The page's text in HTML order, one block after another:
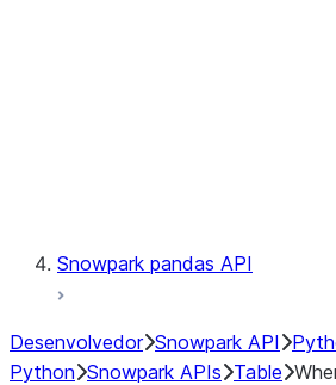
Snowpark pandas API
Desenvolvedor Snowpark API
Python Snowpark APIs Table